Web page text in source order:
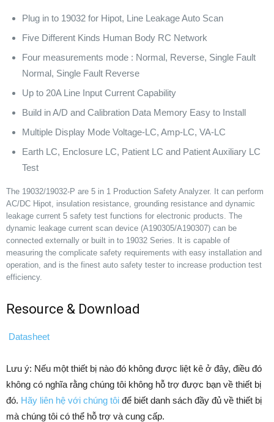
Plug in to 19032 for Hipot, Line Leakage Auto Scan
Five Different Kinds Human Body RC Network
Four measurements mode : Normal, Reverse, Single Fault
Normal, Single Fault Reverse
Up to 20A Line Input Current Capability
Build in A/D and Calibration Data Memory Easy to Install
Multiple Display Mode Voltage-LC, Amp-LC, VA-LC
Earth LC, Enclosure LC, Patient LC and Patient Auxiliary LC
Test
The 19032/19032-P are 5 in 1 Production Safety Analyzer. It can perform
AC/DC Hipot, insulation resistance, grounding resistance and dynamic
leakage current 5 safety test functions for electronic products. The
dynamic leakage current scan device (A190305/A190307) can be
connected externally or built in to 19032 Series. It is capable of
measuring the complicate safety requirements with easy installation and
operation, and is the finest auto safety tester to increase production test
efficiency.
Resource & Download
Datasheet
Lưu ý: Nếu một thiết bị nào đó không được liệt kê ở đây, điều đó
không có nghĩa rằng chúng tôi không hỗ trợ được bạn về thiết bị
đó. Hãy liên hệ với chúng tôi để biết danh sách đầy đủ về thiết bị
mà chúng tôi có thể hỗ trợ và cung cấp.